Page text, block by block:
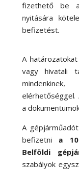
fizethető be
nyitására
befizetést.
A
vagy hivatali
elérhetőséggel.
a
A
befizetni a
Belföldi
szabályok